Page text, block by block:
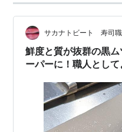
サカナトビート 寿司職
鮮度と質が抜群の黒
ーパーに！職人とし